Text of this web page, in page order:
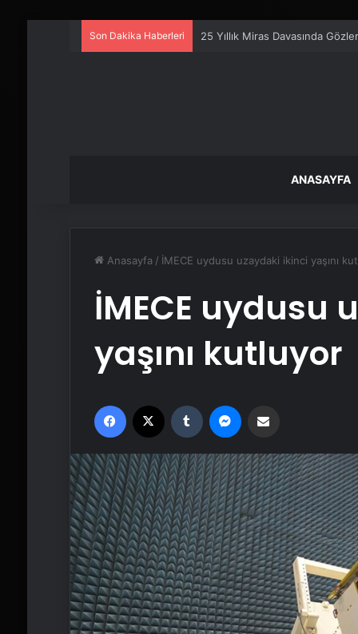
Son Dakika Haberleri 25 Yıllık Miras Davasında
ANASAYFA
Anasayfa / İMECE uydusu uzaydaki ikinci yaşını
İMECE uydusu
yaşını kutluyor
Facebook Tumblr